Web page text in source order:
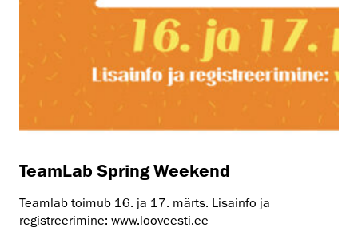
TeamLab Spring Weekend
Teamlab toimub 16. ja 17. märts. Lisainfo ja
registreerimine: www.looveesti.ee